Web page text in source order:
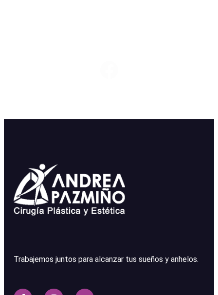
Trabajemos juntos para alcanzar tus sueños y anhelos.